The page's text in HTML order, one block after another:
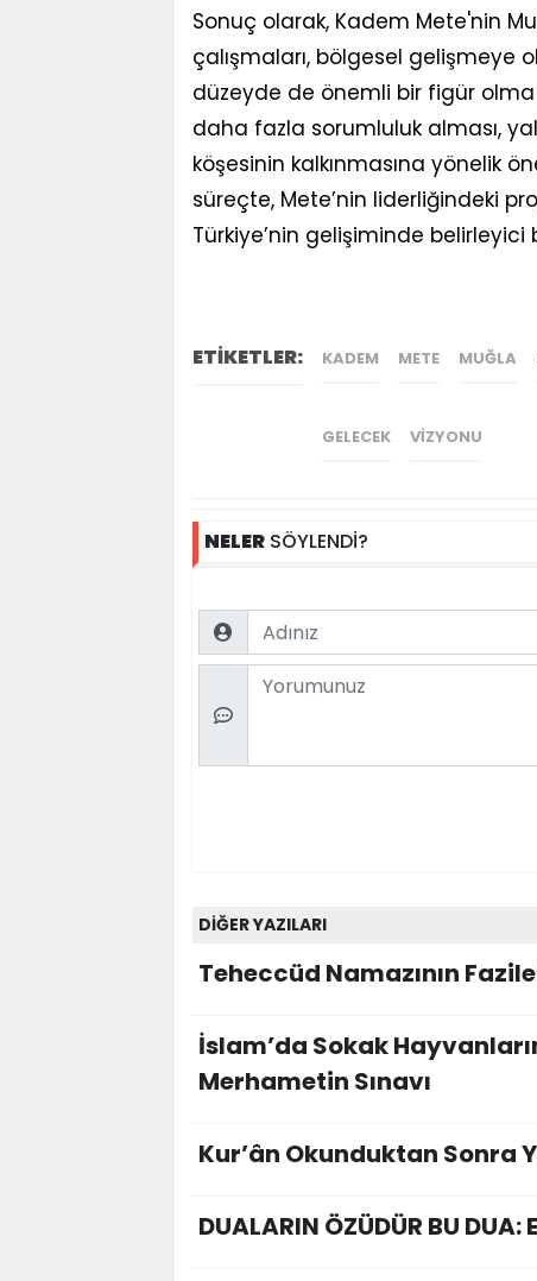
Sonuç olarak, Kadem Mete'nin
çalışmaları, bölgesel gelişmeye
düzeyde de önemli bir figür
daha fazla sorumluluk alması,
köşesinin kalkınmasına yönelik
süreçte, Mete’nin liderliğindeki
Türkiye’nin gelişiminde
ETİKETLER: KADEM METE MUĞLA
GELECEK VIZYONU
NELER SÖYLENDİ?
Name
Comment
DİĞER YAZILARI
Teheccüd Namazının
İslam’da Sokak
Merhametin Sınavı
Kur’ân Okunduktan Sonra
DUALARIN ÖZÜDÜR BU DUA: